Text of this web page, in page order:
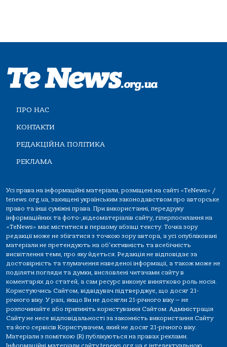
ПРО НАС
КОНТАКТИ
РЕДАКЦІЙНА ПОЛІТИКА
РЕКЛАМА
Усі права на інформаційні матеріали, розміщені на сайті «TeNews» /
tenews.org.ua, захищені українським законодавством про авторське
право та інші суміжні права. При використанні, передруку
інформаційних та фото-,відеоматеріалів сайту, гіперпосилання на
«TeNews» має міститися в першому абзаці тексту. Точка зору
редакції може не збігатися з точкою зору автора, а усі опубліковані
матеріали не претендують на об'єктивність та всебічність
висвітлення теми, про яку йдеться. Редакція не відповідає за
достовірність та тлумачення наведеної інформації, а також може не
поділяти погляди та думки, висловлені читачами сайту в
коментарях до статей, а сам ресурс виконує винятково роль носія.
Користуючись Сайтом, відвідувач підтверджує, що досяг 21-
річного віку. У разі, якщо Ви не досягли 21-річного віку — не
розпочинайте або припиніть користування Сайтом. Адміністрація
Сайту не несе відповідальності за законність використання Сайту
та його сервісів Користувачем, який не досяг 21-річного віку.
Матеріали з поміткою (R) публікуються на правах реклами.
Інформаційні матеріали сайту tenews.org.ua є інтелектуальною